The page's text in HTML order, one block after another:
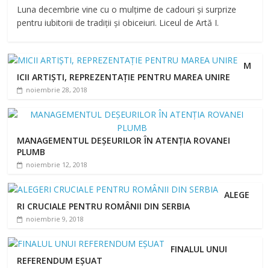
Luna decembrie vine cu o mulțime de cadouri și surprize
pentru iubitorii de tradiții și obiceiuri. Liceul de Artă I.
M
ICII ARTIȘTI, REPREZENTAȚIE PENTRU MAREA UNIRE
noiembrie 28, 2018
MANAGEMENTUL DEȘEURILOR ÎN ATENȚIA ROVANEI
PLUMB
noiembrie 12, 2018
ALEGE
RI CRUCIALE PENTRU ROMÂNII DIN SERBIA
noiembrie 9, 2018
FINALUL UNUI
REFERENDUM EȘUAT